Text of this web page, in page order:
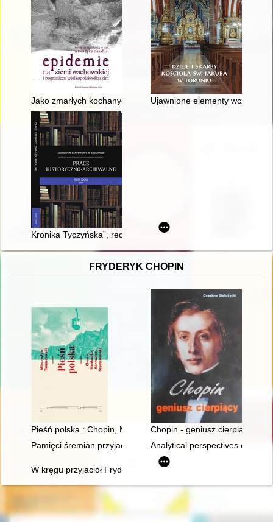
Jako zmarłych kochanych żony i córki mojej tak i kości
Ujawnione elementy
Kronika Tyczyńska”, red. Kazimierz Szczepański, Tyczyn
FRYDERYK CHOPIN
Pieśń polska : Chopin, Moniuszko, Karłowicz, Szymanowski :
Chopin - geniusz cierpiący
Pamięci śremian przyjaciół Fryderyka Chopina oraz
Analytical perspectives on the
W kręgu przyjaciół Fryderyka Chopina - doktor Jan